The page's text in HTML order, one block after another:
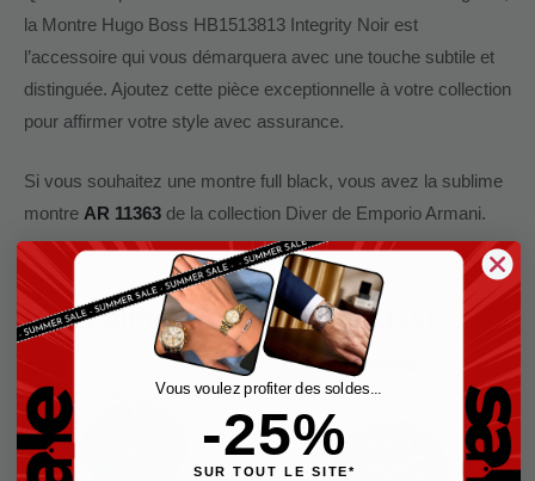
la Montre Hugo Boss HB1513813 Integrity Noir est
l’accessoire qui vous démarquera avec une touche subtile et
distinguée. Ajoutez cette pièce exceptionnelle à votre collection
pour affirmer votre style avec assurance.
Si vous souhaitez une montre full black, vous avez la sublime
montre AR 11363 de la collection Diver de Emporio Armani.
Vous aimerez peut-être aussi…
prix
-25%
Le
prix
était :
€319,00.
Vous voulez profiter des soldes...
-25%
SUR TOUT LE SITE*